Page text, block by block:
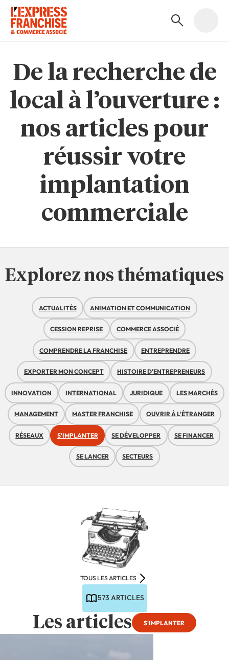
De la recherche de
local à l’ouverture :
nos articles pour
réussir votre
implantation
commerciale
Explorez nos thématiques
ACTUALITÉS ANIMATION ET COMMUNICATION
CESSION REPRISE COMMERCE ASSOCIÉ
COMPRENDRE LA FRANCHISE ENTREPRENDRE
EXPORTER MON CONCEPT HISTOIRE D'ENTREPRENEURS
INNOVATION INTERNATIONAL JURIDIQUE LES MARCHÉS
MANAGEMENT MASTER FRANCHISE OUVRIR À L'ÉTRANGER
RÉSEAUX S'IMPLANTER SE DÉVELOPPER SE FINANCER
SE LANCER SECTEURS
573 ARTICLES
Les articles S'IMPLANTER
TOUS LES ARTICLES